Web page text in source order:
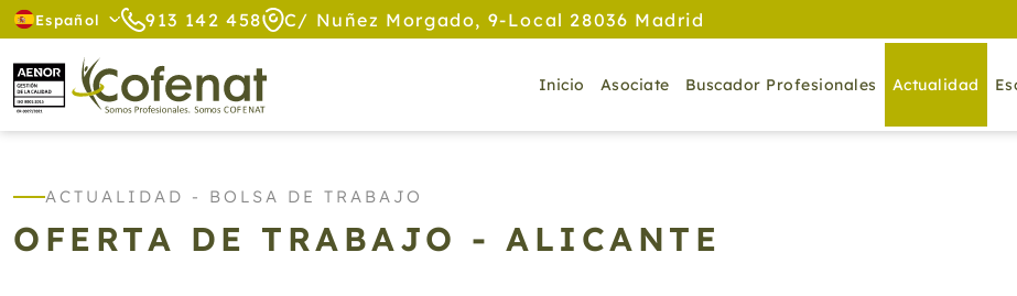
Español 913 142 458 C/ Nuñez Morgado, 9-Local 28036 Madrid
Inicio Asociate Buscador Profesionales Actualidad
ACTUALIDAD - BOLSA DE TRABAJO
OFERTA DE TRABAJO - ALICANTE